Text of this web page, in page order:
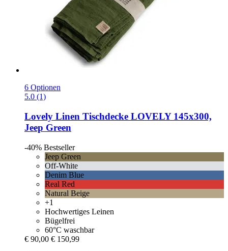
6 Optionen
5.0 (1)
Lovely Linen Tischdecke LOVELY 145x300,
Jeep Green
-40% Bestseller
Jeep Green
Off-White
Denim Blue
Real Red
Natural Beige
+1
Hochwertiges Leinen
Bügelfrei
60°C waschbar
€ 90,00 € 150,99